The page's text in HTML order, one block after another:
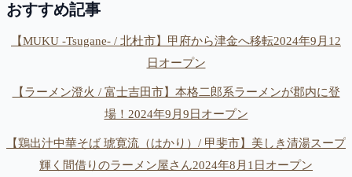
おすすめ記事
【MUKU -Tsugane- / 北杜市】甲府から津金へ移転2024年9月12
日オープン
【ラーメン澄火 / 富士吉田市】本格二郎系ラーメンが郡内に登
場！2024年9月9日オープン
【鶏出汁中華そば 琥寛流（はかり）/ 甲斐市】美しき清湯スープ
輝く間借りのラーメン屋さん2024年8月1日オープン